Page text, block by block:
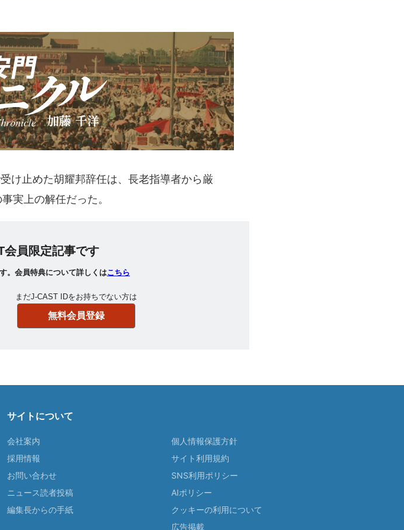
け止めた胡耀邦辞任は、長老指導者から厳
実上の解任だった。
サイトについて
会社案内
採用情報
お問い合わせ
ニュース読者投稿
編集長からの手紙
個人情報保護方針
サイト利用規約
SNS利用ポリシー
AIポリシー
クッキーの利用について
広告掲載